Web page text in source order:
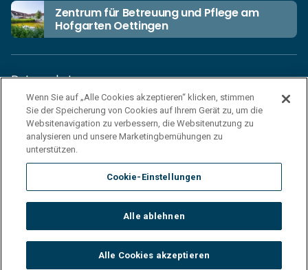
Zentrum für Betreuung und Pflege am
Hofgarten Oettingen
© 2026 Korian Deutschland GmbH
Datenschutz
Unsere Netiquette
Einkaufsbedingungen
Haftungsausschluss
Impressum
Cookies
Wenn Sie auf „Alle Cookies akzeptieren“ klicken, stimmen
Sie der Speicherung von Cookies auf Ihrem Gerät zu, um die
Websitenavigation zu verbessern, die Websitenutzung zu
analysieren und unsere Marketingbemühungen zu
unterstützen.
Cookie-Einstellungen
Alle ablehnen
Alle Cookies akzeptieren